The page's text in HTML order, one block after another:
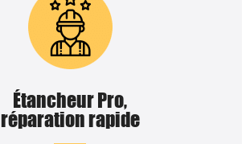
Étancheur Pro,
réparation rapide